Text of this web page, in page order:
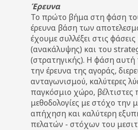
Έρευνα
Το πρώτο βήμα στη φάση
έρευνα βάση των
έχουμε συλλέξει στις
(ανακάλυψης) και του
(στρατηγικής). Η φάση αυτή
την έρευνα της αγοράς,
ανταγωνισμού, καλύτερες
παγκόσμιο χώρο, βέλτιστες
μεθοδολογίες με στόχο την
απήχηση και καλύτερη
πελατών - στόχων του